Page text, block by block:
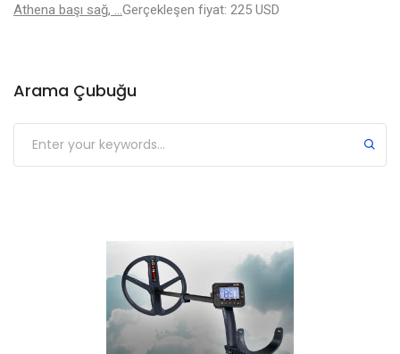
Athena başı sağ, … Gerçekleşen fiyat: 225 USD
Arama Çubuğu